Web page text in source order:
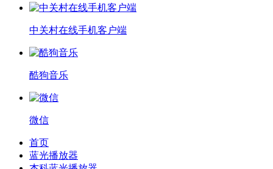
中关村在线手机客户端
酷狗音乐
微信
首页
蓝光播放器